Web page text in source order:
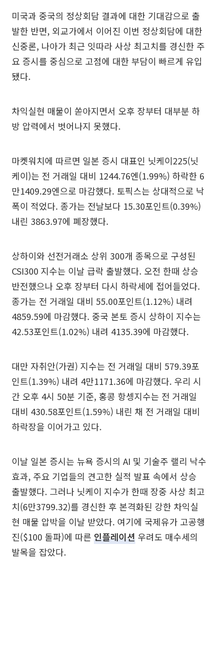
미국과 중국의 정상회담 결과에 대한 기대감으로 출
발한 반면, 외교가에서 이어진 이번 정상회담에 대한
신중론, 나아가 최근 잇따라 사상 최고치를 경신한 주
요 증시를 중심으로 고점에 대한 부담이 빠르게 유입
됐다.
차익실현 매물이 쏟아지면서 오후 장부터 대부분 하
방 압력에서 벗어나지 못했다.
마켓워치에 따르면 일본 증시 대표인 닛케이225(닛
케이)는 전 거래일 대비 1244.76엔(1.99%) 하락한 6
만1409.29엔으로 마감했다. 토픽스는 상대적으로 낙
폭이 적었다. 종가는 전날보다 15.30포인트(0.39%)
내린 3863.97에 폐장했다.
상하이와 선전거래소 상위 300개 종목으로 구성된
CSI300 지수는 이날 급락 출발했다. 오전 한때 상승
반전했으나 오후 장부터 다시 하락세에 접어들었다.
종가는 전 거래일 대비 55.00포인트(1.12%) 내려
4859.59에 마감했다. 중국 본토 증시 상하이 지수는
42.53포인트(1.02%) 내려 4135.39에 마감했다.
대만 자취안(가권) 지수는 전 거래일 대비 579.39포
인트(1.39%) 내려 4만1171.36에 마감했다. 우리 시
간 오후 4시 50분 기준, 홍콩 항셍지수는 전 거래일
대비 430.58포인트(1.59%) 내린 채 전 거래일 대비
하락장을 이어가고 있다.
이날 일본 증시는 뉴욕 증시의 AI 및 기술주 랠리 낙수
효과, 주요 기업들의 견고한 실적 발표 속에서 상승
출발했다. 그러나 닛케이 지수가 한때 장중 사상 최고
치(6만3799.32)를 경신한 후 본격화된 강한 차익실
현 매물 압박을 이날 받았다. 여기에 국제유가 고공행
진($100 돌파)에 따른 인플레이션 우려도 매수세의
발목을 잡았다.